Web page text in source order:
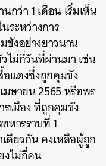
กว่า 1 เดือน เริ่มเห็น
ระหว่างการ
งอย่างยาวนาน
ไม่กี่วันที่ผ่านมา เช่น
แดงซึ่งถูกคุมขัง
ษายน 2565 หรือพร
เมือง ที่ถูกคุมขัง
หารราบที่ 1
ดียวกัน คงเหลือผู้ถูก
งไม่กี่คน